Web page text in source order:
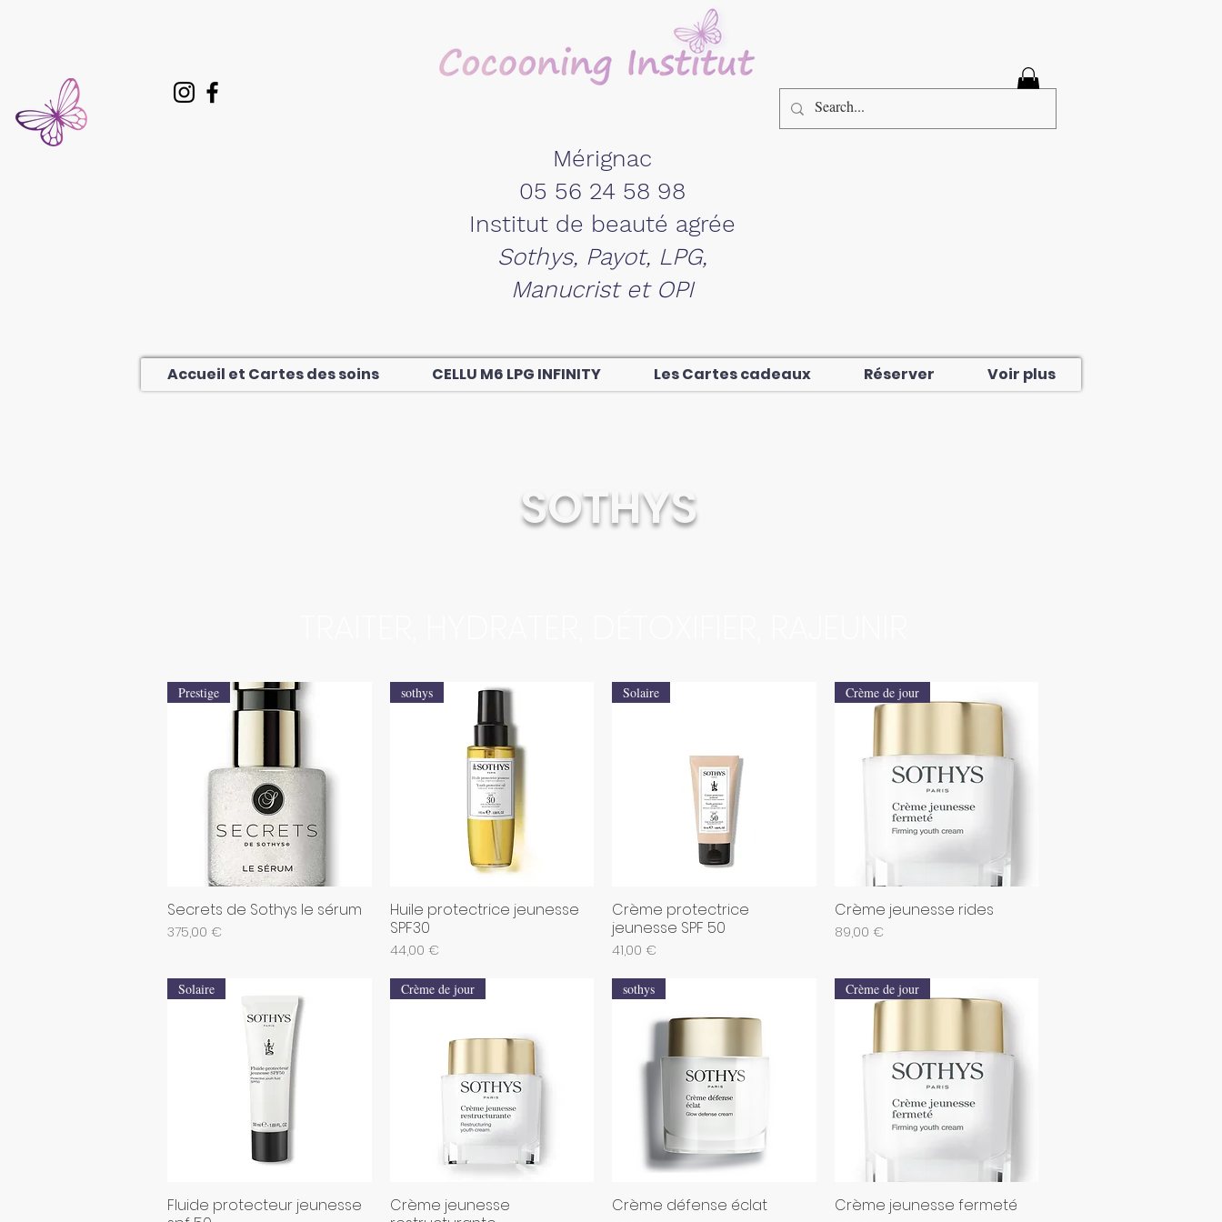
Mérignac
05 56 24 58 98
Institut de beauté agrée
Sothys, Payot, LPG,
Manucrist et OPI
Accueil et Cartes des soins CELLU M6 LPG INFINITY Les Cartes cadeaux Réserver Voir plus
SOTHYS
Aperçu rapide
Prestige
Secrets de Sothys le sérum
Prix
375,00 €
Aperçu rapide
sothys
Huile protectrice jeunesse
SPF30
Prix
44,00 €
Aperçu rapide
Solaire
Crème protectrice
jeunesse SPF 50
Prix
41,00 €
Aperçu rapide
Crème de jour
Crème jeunesse rides
Prix
89,00 €
Aperçu rapide
Solaire
Fluide protecteur jeunesse
Aperçu rapide
Crème de jour
Crème jeunesse
Aperçu rapide
sothys
Crème défense éclat Aperçu rapide
Crème de jour
Crème jeunesse fermeté